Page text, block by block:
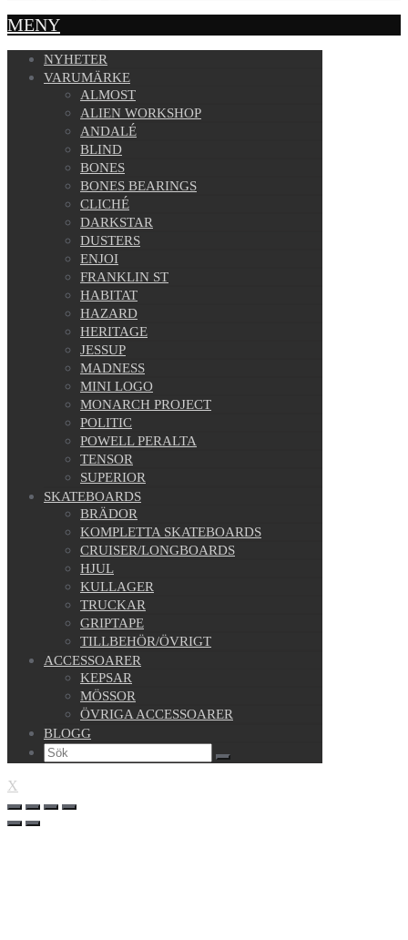
MENY
NYHETER
VARUMÄRKE
ALMOST
ALIEN WORKSHOP
ANDALÉ
BLIND
BONES
BONES BEARINGS
CLICHÉ
DARKSTAR
DUSTERS
ENJOI
FRANKLIN ST
HABITAT
HAZARD
HERITAGE
JESSUP
MADNESS
MINI LOGO
MONARCH PROJECT
POLITIC
POWELL PERALTA
TENSOR
SUPERIOR
SKATEBOARDS
BRÄDOR
KOMPLETTA SKATEBOARDS
CRUISER/LONGBOARDS
HJUL
KULLAGER
TRUCKAR
GRIPTAPE
TILLBEHÖR/ÖVRIGT
ACCESSOARER
KEPSAR
MÖSSOR
ÖVRIGA ACCESSOARER
BLOGG
X